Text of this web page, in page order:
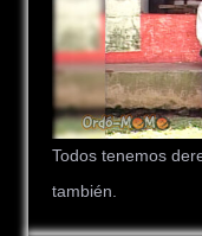
Todos tenemos
también.